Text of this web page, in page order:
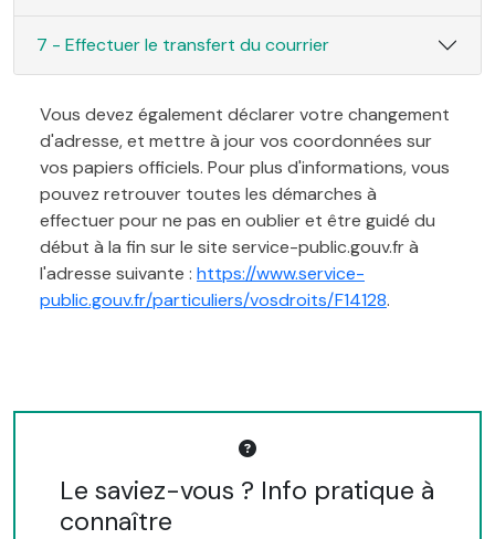
7 - Effectuer le transfert du courrier
Vous devez également déclarer votre changement
d'adresse, et mettre à jour vos coordonnées sur
vos papiers officiels. Pour plus d'informations, vous
pouvez retrouver toutes les démarches à
effectuer pour ne pas en oublier et être guidé du
début à la fin sur le site service-public.gouv.fr à
l'adresse suivante : https://www.service-
public.gouv.fr/particuliers/vosdroits/F14128.
Le saviez-vous ? Info pratique à
connaître